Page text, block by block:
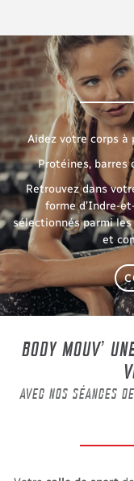
Aidez votre corps à
Protéines, barres
Retrouvez dans
forme d’Indre-
sélectionnés parmi
et
BODY MOUV'
AVEC NOS SÉANCES